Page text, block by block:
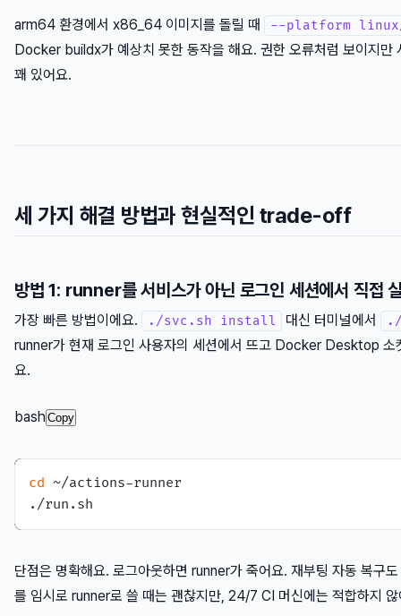
arm64 환경에서 x86_64 이미지를 돌릴 때 --platform linux/
Docker buildx가 예상치 못한 동작을 해요. 권한 오류처럼 보이지만
꽤 있어요.
세 가지 해결 방법과 현실적인 trade-off
방법 1: runner를 서비스가 아닌 로그인 세션에서 직접
가장 빠른 방법이에요. ./svc.sh install 대신 터미널에서
runner가 현재 로그인 사용자의 세션에서 뜨고 Docker Desktop 소
요.
bash Copy
cd ~/actions-runner
단점은 명확해요. 로그아웃하면 runner가 죽어요. 재부팅 자동 복구
를 임시로 runner로 쓸 때는 괜찮지만, 24/7 CI 머신에는 적합하지 않